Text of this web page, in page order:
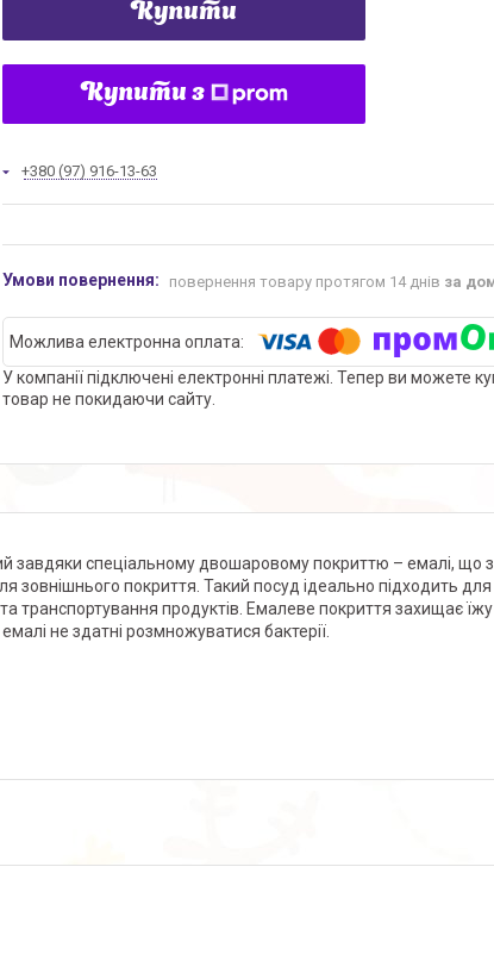
Купити
Купити з
+380 (97) 916-13-63
повернення товару протягом 14 днів за
У компанії підключені електронні платежі. Тепер ви можете
товар не покидаючи сайту.
завдяки спеціальному двошаровому покриттю – емалі, що
зовнішнього покриття. Такий посуд ідеально підходить для
та транспортування продуктів. Емалеве покриття захищає
не здатні розмножуватися бактерії.